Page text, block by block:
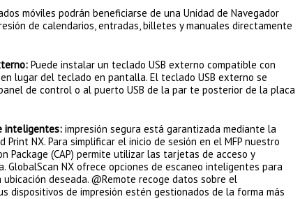
móviles podrán beneficiarse de una Unidad de Navegador
de calendarios, entradas, billetes y manuales directamente
Puede instalar un teclado USB externo compatible con
lugar del teclado en pantalla. El teclado USB externo se
de control o al puerto USB de la par te posterior de la placa
inteligentes: impresión segura está garantizada mediante la
Print NX. Para simplificar el inicio de sesión en el MFP nuestro
Package (CAP) permite utilizar las tarjetas de acceso y
GlobalScan NX ofrece opciones de escaneo inteligentes para
deseada. @Remote recoge datos sobre el
dispositivos de impresión estén gestionados de la forma más